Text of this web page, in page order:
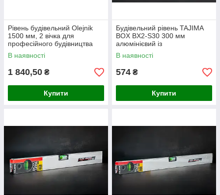
Рівень будівельний Olejnik
1500 мм, 2 вічка для
професійного будівництва
В наявності
1 840,50 ₴
Купити
Будівельний рівень TAJIMA
BOX BX2-S30 300 мм
алюмінієвий із
фотолюмінесцентною
ампулою для точної розмітки
В наявності
574 ₴
Купити